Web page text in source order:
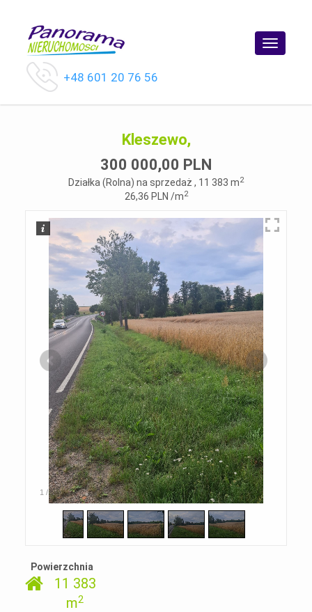
Toggle
+48 601 20 76 56
Kleszewo,
300 000,00 PLN
Działka (Rolna) na sprzedaż , 11 383 m2
26,36 PLN /m2
1 /5
Powierzchnia
11 383
m2